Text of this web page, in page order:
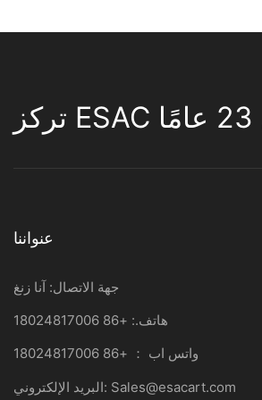
عنواننا
جهة الاتصال: آنا زنغ
هاتف.: +86 18024817006
واتس اب ： +86 18024817006
البريد الإلكتروني: Sales@esacart.com